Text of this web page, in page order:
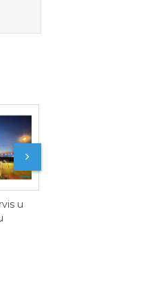
Prodajem lokal u
centru Cicevca